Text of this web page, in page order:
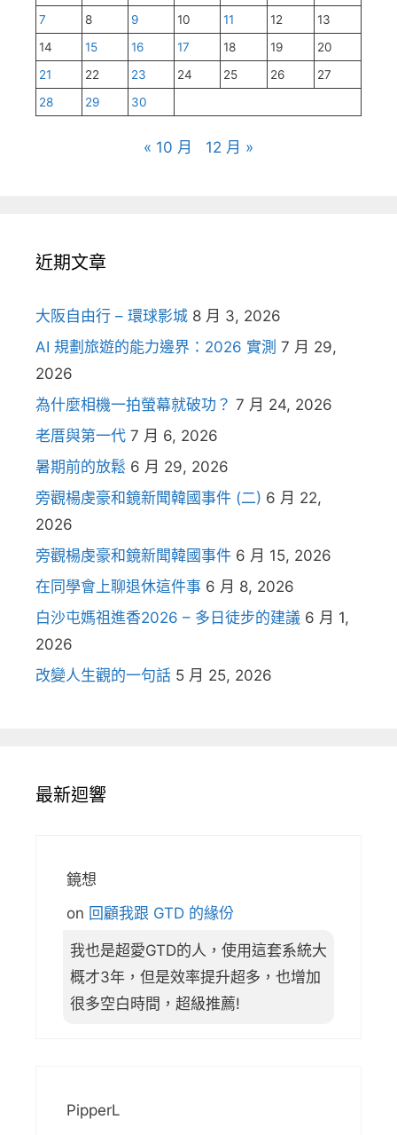
7
8 9 10 11 12
13
14
15 16 17 18 19
20
21
22 23 24 25 26
27
28
29 30
« 10 月 12 月 »
近期文章
大阪自由行 – 環球影城 8 月 3, 2026
AI 規劃旅遊的能力邊界：2026 實測 7 月 29,
2026
為什麼相機一拍螢幕就破功？ 7 月 24, 2026
老厝與第一代 7 月 6, 2026
暑期前的放鬆 6 月 29, 2026
旁觀楊虔豪和鏡新聞韓國事件 (二) 6 月 22,
2026
旁觀楊虔豪和鏡新聞韓國事件 6 月 15, 2026
在同學會上聊退休這件事 6 月 8, 2026
白沙屯媽祖進香2026 – 多日徒步的建議 6 月 1,
2026
改變人生觀的一句話 5 月 25, 2026
最新迴響
鏡想
on 回顧我跟 GTD 的緣份
我也是超愛GTD的人，使用這套系統大
概才3年，但是效率提升超多，也增加
很多空白時間，超級推薦!
PipperL